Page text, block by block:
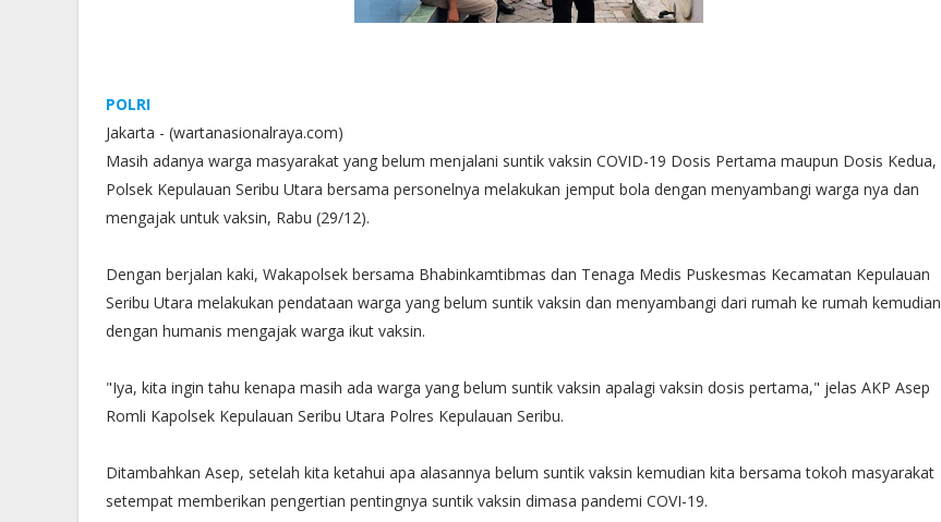
POLRI
Jakarta - (wartanasionalraya.com)
Masih adanya warga masyarakat yang belum menjalani suntik vaksin COVID-19 Dosis Pertama maupun Dosis Kedua,
Polsek Kepulauan Seribu Utara bersama personelnya melakukan jemput bola dengan menyambangi warga nya dan
mengajak untuk vaksin, Rabu (29/12).
Dengan berjalan kaki, Wakapolsek bersama Bhabinkamtibmas dan Tenaga Medis Puskesmas Kecamatan Kepulauan
Seribu Utara melakukan pendataan warga yang belum suntik vaksin dan menyambangi dari rumah ke rumah kemudian
dengan humanis mengajak warga ikut vaksin.
"Iya, kita ingin tahu kenapa masih ada warga yang belum suntik vaksin apalagi vaksin dosis pertama," jelas AKP Asep
Romli Kapolsek Kepulauan Seribu Utara Polres Kepulauan Seribu.
Ditambahkan Asep, setelah kita ketahui apa alasannya belum suntik vaksin kemudian kita bersama tokoh masyarakat
setempat memberikan pengertian pentingnya suntik vaksin dimasa pandemi COVI-19.